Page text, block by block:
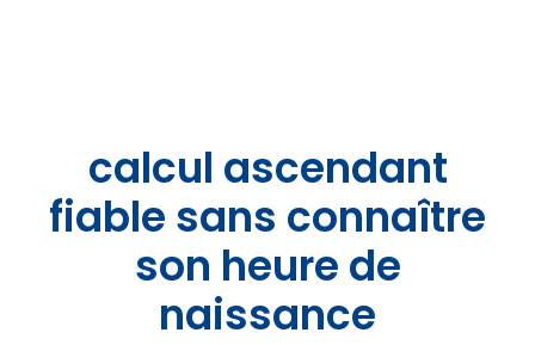
Contactez-nous
calcul ascendant
fiable sans connaître
son heure de
naissance